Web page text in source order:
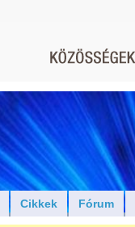
Cikkek Fórum